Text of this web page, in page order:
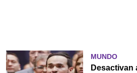
MUNDO
Desactivan